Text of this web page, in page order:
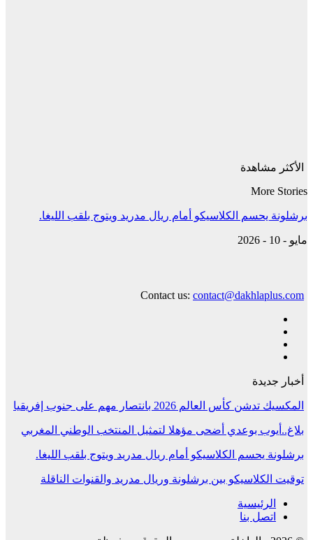
الأكثر مشاهدة
More Stories
برشلونة يحسم الكلاسيكو أمام ريال مدريد ويتوج بلقب الليغا.
مايو - 10 - 2026
Contact us: contact@dakhlaplus.com
أخبار جديدة
المكسيك تدشن كأس العالم 2026 بانتصار مهم على جنوب إفريقيا
بلاغ..أيوب بوعدي أضحى مؤهلا لتمثيل المنتخب الوطني المغربي
برشلونة يحسم الكلاسيكو أمام ريال مدريد ويتوج بلقب الليغا.
توقيت الكلاسيكو بين برشلونة وريال مدريد والقنوات الناقلة
الرئيسية
اتصل بنا